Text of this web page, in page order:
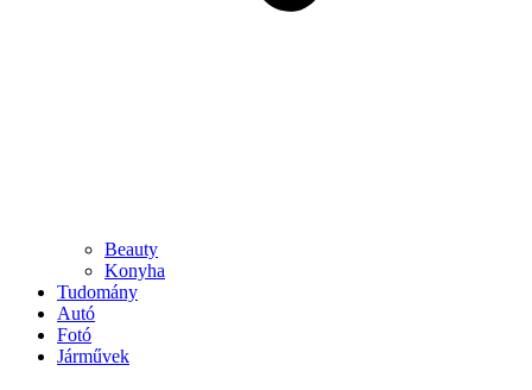
Beauty
Konyha
Tudomány
Autó
Fotó
Járművek